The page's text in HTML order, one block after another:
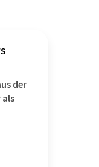
der
als